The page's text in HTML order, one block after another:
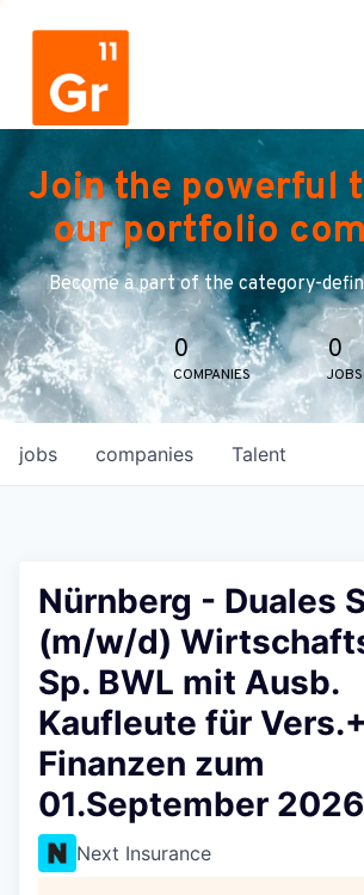
Join the powerful
our portfolio
Become a part of the category-
0
COMPANIES
0
JOBS
jobs companies Talent
Nürnberg - Duales
(m/w/d)
Sp. BWL mit Ausb.
Kaufleute für Vers.+
Finanzen zum
01.September 2026
Next Insurance